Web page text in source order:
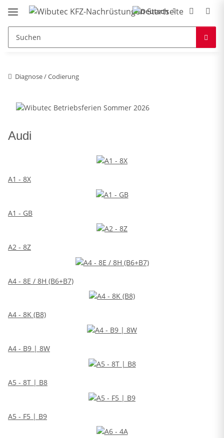
Diagnose / Codierung
Audi
A1 - 8X
A1 - GB
A2 - 8Z
A4 - 8E / 8H (B6+B7)
A4 - 8K (B8)
A4 - B9 | 8W
A5 - 8T | B8
A5 - F5 | B9